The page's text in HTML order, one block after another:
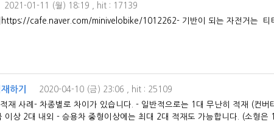
2021-01-11 (월) 18:19 , hit : 17139
cafe.naver.com/minivelobike/1012262- 기반이 되는 자전거는 티
하기 2020-04-10 (금) 23:06 , hit : 25109
재 사례​- 차종별로 차이가 있습니다. - 일반적으로는 1대 무난히 적재 (컨버
상 2대 내외 - 승용차 중형이상에는 최대 2대 적재도 가능합니다. (소형은